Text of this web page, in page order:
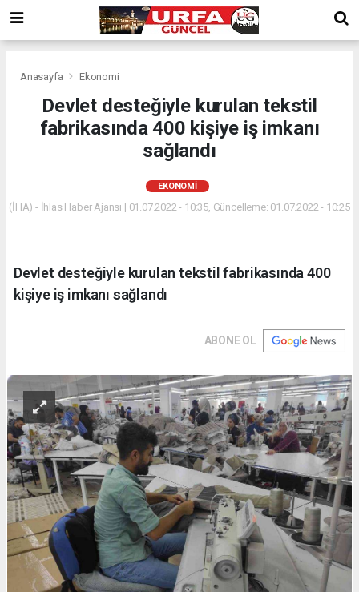
Anasayfa Ekonomi
Devlet desteğiyle kurulan tekstil
fabrikasında 400 kişiye iş imkanı
sağlandı
EKONOMI
(İHA) - İhlas Haber Ajansı | 01.07.2022 - 10:35, Güncelleme: 01.07.2022 - 10:25
Devlet desteğiyle kurulan tekstil fabrikasında 400
kişiye iş imkanı sağlandı
ABONE OL